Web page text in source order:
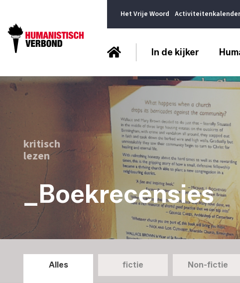
Het Vrije Woord
In de kijker
kritisch
lezen
_Boekrecensies
Alles fictie Non-fictie